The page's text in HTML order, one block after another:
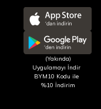
(Yakında)
Uygulamayı İndir
BYM10 Kodu ile
%10 İndirim